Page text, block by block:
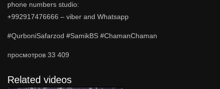
phone numbers studio:
+992917476666 – viber and Whatsapp
#QurboniSafarzod #SamikBS #ChamanChaman
просмотров 33 409
Related videos